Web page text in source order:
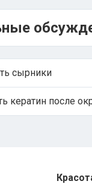
сырники
кератин после